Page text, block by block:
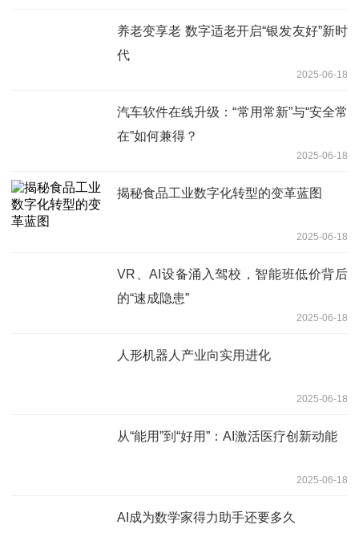
养老变享老 数字适老开启“银发友好”新时
代
2025-06-18
汽车软件在线升级：“常用常新”与“安全常
在”如何兼得？
2025-06-18
揭秘食品工业数字化转型的变革蓝图
2025-06-18
VR、AI设备涌入驾校，智能班低价背后
的“速成隐患”
2025-06-18
人形机器人产业向实用进化
2025-06-18
从“能用”到“好用”：AI激活医疗创新动能
2025-06-18
AI成为数学家得力助手还要多久